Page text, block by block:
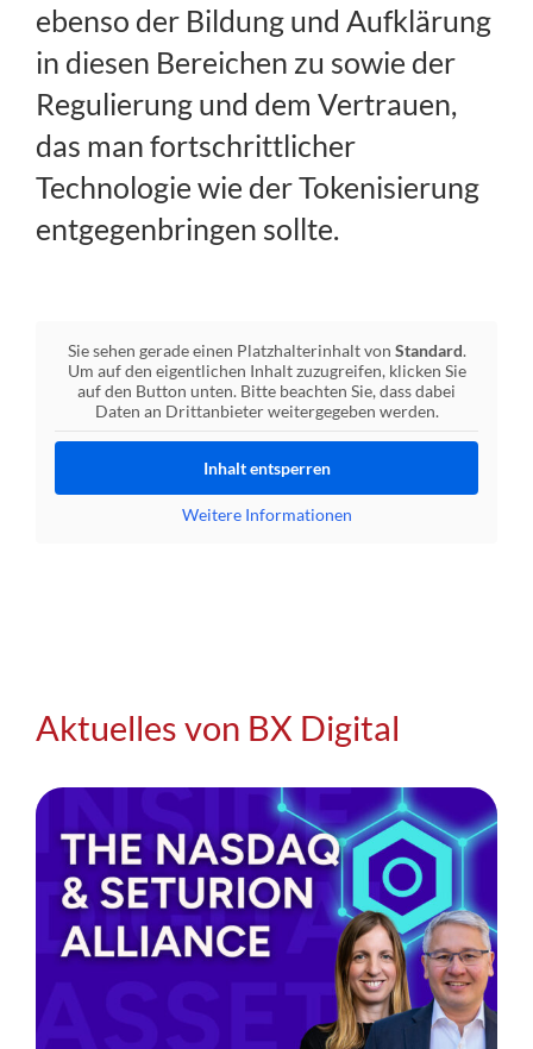
ebenso der Bildung und Aufklärung
in diesen Bereichen zu sowie der
Regulierung und dem Vertrauen,
das man fortschrittlicher
Technologie wie der Tokenisierung
entgegenbringen sollte.
Sie sehen gerade einen Platzhalterinhalt von Standard.
Um auf den eigentlichen Inhalt zuzugreifen, klicken Sie
auf den Button unten. Bitte beachten Sie, dass dabei
Daten an Drittanbieter weitergegeben werden.
Inhalt entsperren
Weitere Informationen
Aktuelles von BX Digital